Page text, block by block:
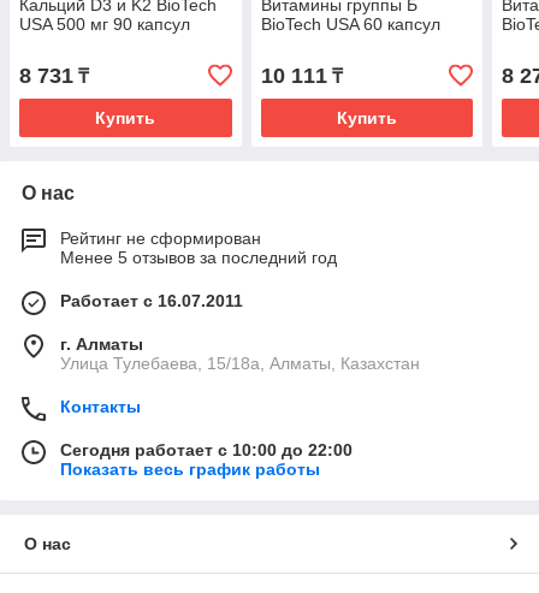
Кальций D3 и K2 BioTech
USA 500 мг 90 капсул
8 731 ₸
Купить
Витамины группы Б
BioTech USA 60 капсул
10 111₸
Купить
8
О нас
Рейтинг не сформирован
Менее 5 отзывов за последний год
Работает с 16.07.2011
г. Алматы
Улица Тулебаева, 15/18а, Алматы, Казахстан
Контакты
Сегодня работает с 10:00 до 22:00
Показать весь график работы
О нас